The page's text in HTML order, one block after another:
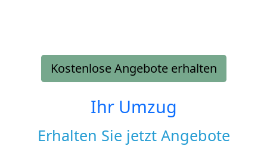
Kostenlose Angebote erhalten
Ihr Umzug
Erhalten Sie jetzt Angebote